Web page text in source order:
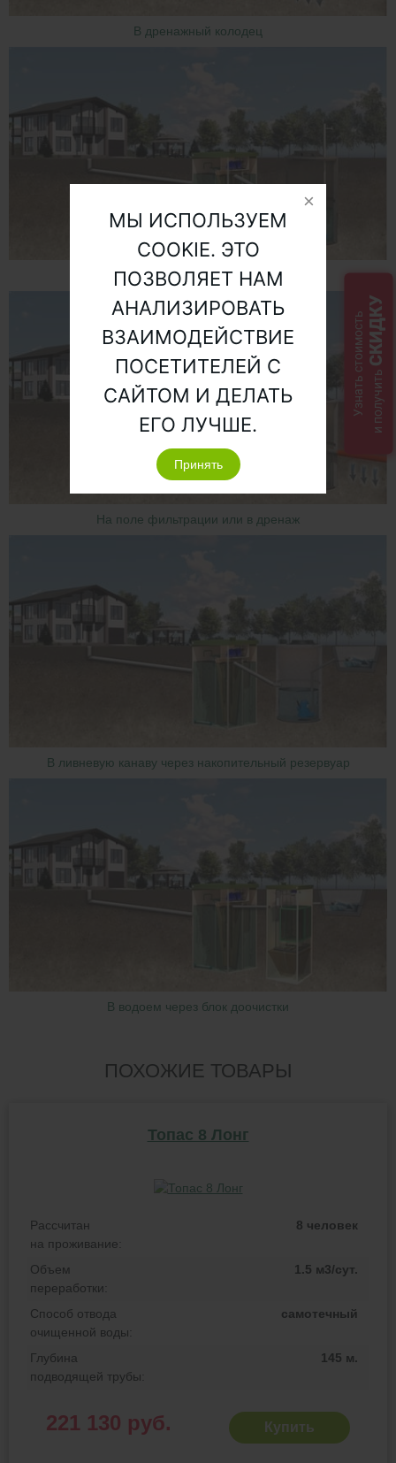
В дренажный колодец
В накопительный резервуар
На поле фильтрации или в дренаж
В ливневую канаву через накопительный резервуар
В водоем через блок доочистки
ПОХОЖИЕ ТОВАРЫ
Топас 8 Лонг
Рассчитан
на проживание:
8 человек
Объем
переработки:
1.5 м3/сут.
Способ отвода
очищенной воды:
самотечный
Глубина
подводящей трубы:
145 м.
221 130 руб. Купить
Узнать стоимостьи получить
СКИДКУ
МЫ ИСПОЛЬЗУЕМ
COOKIE. ЭТО
ПОЗВОЛЯЕТ НАМ
АНАЛИЗИРОВАТЬ
ВЗАИМОДЕЙСТВИЕ
ПОСЕТИТЕЛЕЙ С
САЙТОМ И ДЕЛАТЬ
ЕГО ЛУЧШЕ.
Принять